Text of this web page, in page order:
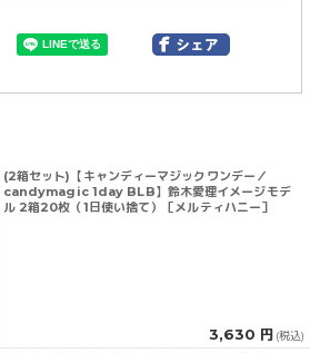
(2箱セット)【キャンディーマジックワンデー／
candymagic 1day BLB】鈴木愛理イメージモデ
ル 2箱20枚（1日使い捨て）［メルティハニー］
3,630 円 (税込)